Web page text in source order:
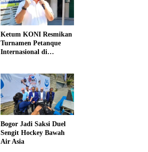
Ketum KONI Resmikan
Turnamen Petanque
Internasional di
Bogor Jadi Saksi Duel
Sengit Hockey Bawah
Air Asia